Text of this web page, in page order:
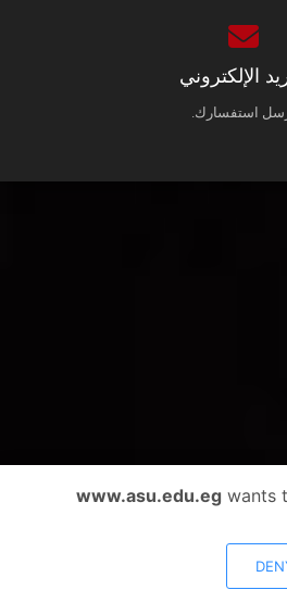
الإلكتروني
استفسارك.
www.asu.edu.egwants